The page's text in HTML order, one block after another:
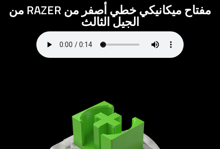
مفتاح ميكانيكي خطي أصفر من RAZER من
الجيل الثالث